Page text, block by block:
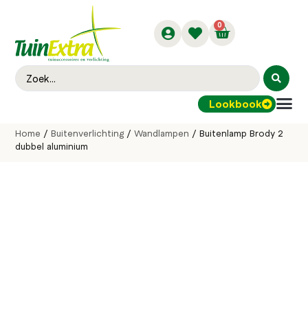
0
Lookbook
Home /Buitenverlichting/Wandlampen / Buitenlamp Brody 2
dubbel aluminium